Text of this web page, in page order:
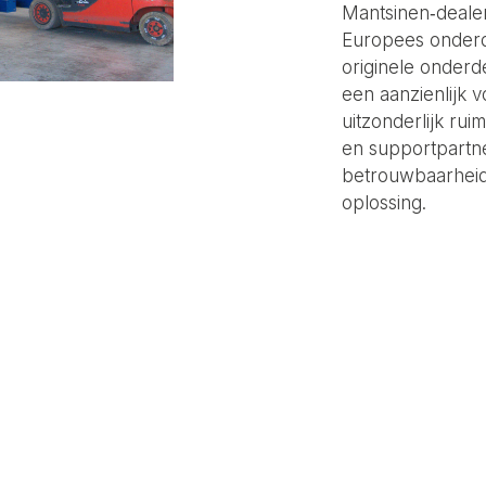
Europees
originele
een aanzienlijk
uitzonderlijk
en
oplossing.